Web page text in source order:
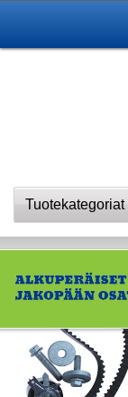
Tuotekategoriat